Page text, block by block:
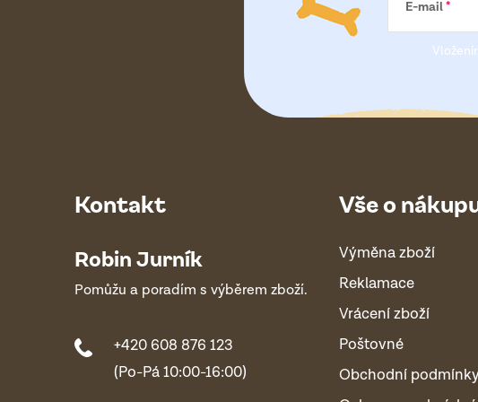
E-mail
Kontakt
Robin Jurník
Pomůžu a poradím s výběrem zboží.
+420 608 876 123
(Po-Pá 10:00-16:00)
Vše o
Výměna zboží
Reklamace
Vrácení zboží
Poštovné
Obchodní